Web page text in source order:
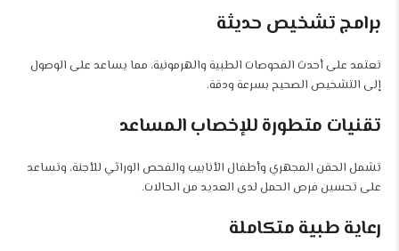
برامج تشخيص حديثة
تعتمد على أحدث الفحوصات الطبية والهرمونية، مما يساعد على الوصول
إلى التشخيص الصحيح بسرعة ودقة.
تقنيات متطورة للإخصاب المساعد
تشمل الحقن المجهري وأطفال الأنابيب والفحص الوراثي للأجنة، وتساعد
على تحسين فرص الحمل لدى العديد من الحالات.
رعاية طبية متكاملة